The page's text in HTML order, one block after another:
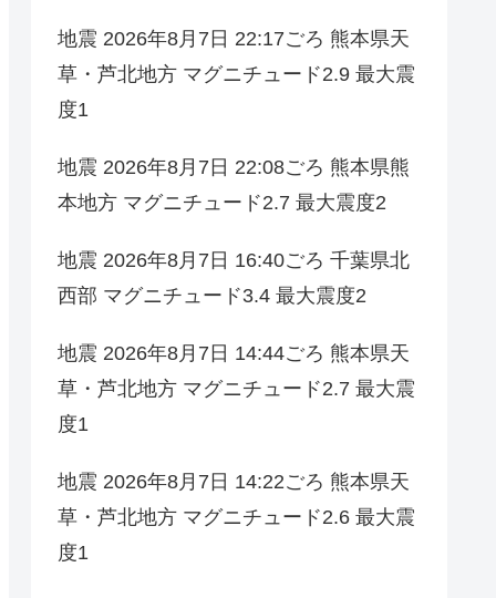
地震 2026年8月7日 22:17ごろ 熊本県天
草・芦北地方 マグニチュード2.9 最大震
度1
地震 2026年8月7日 22:08ごろ 熊本県熊
本地方 マグニチュード2.7 最大震度2
地震 2026年8月7日 16:40ごろ 千葉県北
西部 マグニチュード3.4 最大震度2
地震 2026年8月7日 14:44ごろ 熊本県天
草・芦北地方 マグニチュード2.7 最大震
度1
地震 2026年8月7日 14:22ごろ 熊本県天
草・芦北地方 マグニチュード2.6 最大震
度1